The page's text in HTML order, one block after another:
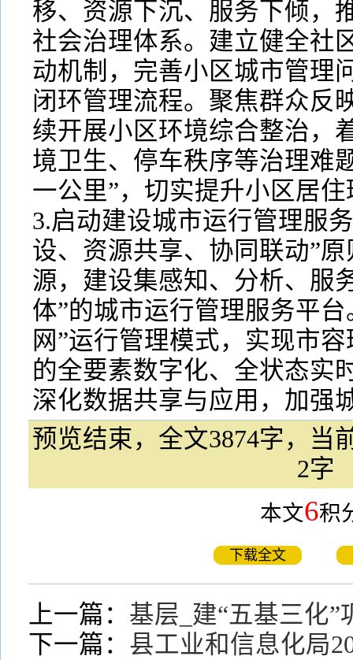
移、资源下沉、服务下倾，
社会治理体系。建立健全社
动机制，完善小区城市管理
闭环管理流程。聚焦群众反
续开展小区环境综合整治，
境卫生、停车秩序等治理难
一公里”，切实提升小区居
3.启动建设城市运行管理服
设、资源共享、协同联动”
源，建设集感知、分析、服
体”的城市运行管理服务平
网”运行管理模式，实现市
的全要素数字化、全状态实
深化数据共享与应用，加
预览结束，全文3874字，当
2字
本文6积
下载全文
上一篇： 基层_建“五基三化
下一篇： 县工业和信息化局